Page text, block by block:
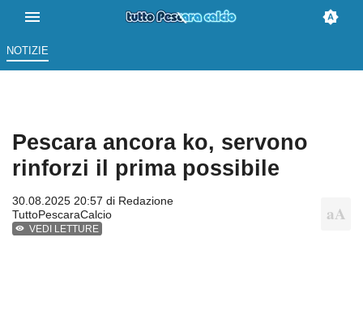
NOTIZIE
Pescara ancora ko, servono
rinforzi il prima possibile
30.08.2025 20:57 di Redazione
TuttoPescaraCalcio
VEDI LETTURE